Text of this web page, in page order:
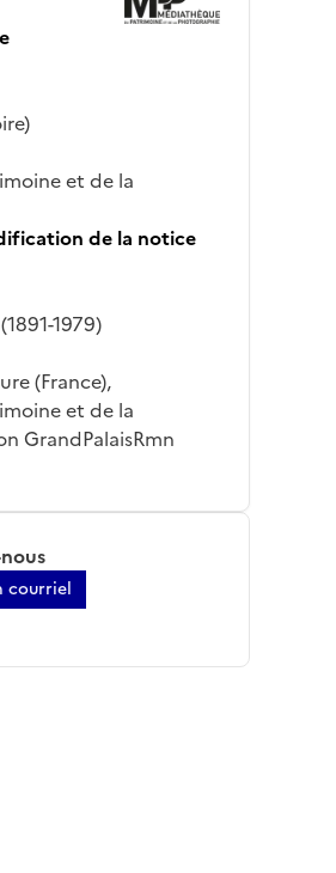
et de la
de la notice
1979)
(France),
et de la
GrandPalaisRmn
courriel